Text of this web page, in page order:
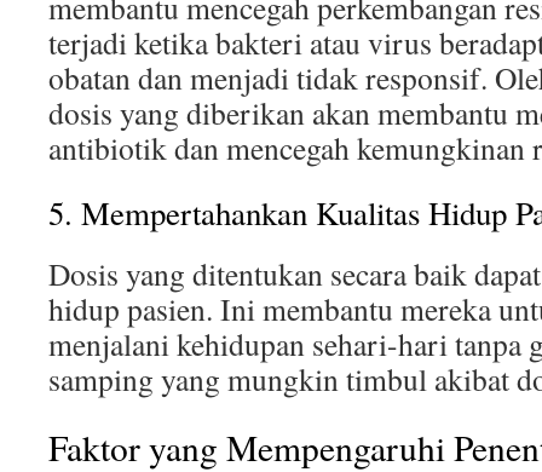
terjadi ketika bakteri atau virus
obatan dan menjadi tidak responsif.
dosis yang diberikan akan membantu
antibiotik dan mencegah kemungkinan
5. Mempertahankan Kualitas Hidup
Dosis yang ditentukan secara baik
hidup pasien. Ini membantu mereka
menjalani kehidupan sehari-hari tanpa
samping yang mungkin timbul akibat
Faktor yang Mempengaruhi